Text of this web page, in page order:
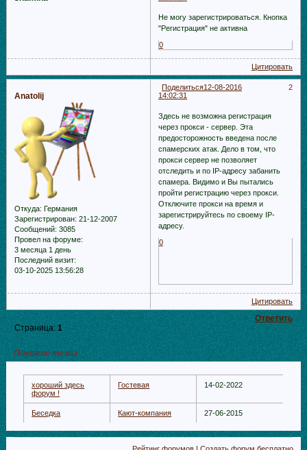
Не могу зарегистрироваться. Кнопка
"Регистрация" не активна
0
Цитировать
Поделиться 2
12-08-2016
14:02:31
Anatolij
Откуда: Германия
Зарегистрирован: 21-12-2007
Сообщений: 3085
Провел на форуме:
3 месяца 1 день
Последний визит:
03-10-2025 13:56:28
Здесь не возможна регистрация
через прокси - сервер. Эта
предосторожность введена после
спамерских атак. Дело в том, что
прокси сервер не позволяет
отследить и по IP-адресу забанить
спамера. Видимо и Вы пытались
пройти регистрацию через прокси.
Отключите прокси на время и
зарегистрируйтесь по своему IP-
адресу.
0
Цитировать
Ответить
Страница:1
Похожие темы
хороший здесь
форум !
Гостевая 14-02-2022
Беседка Кают-компания 27-06-2015